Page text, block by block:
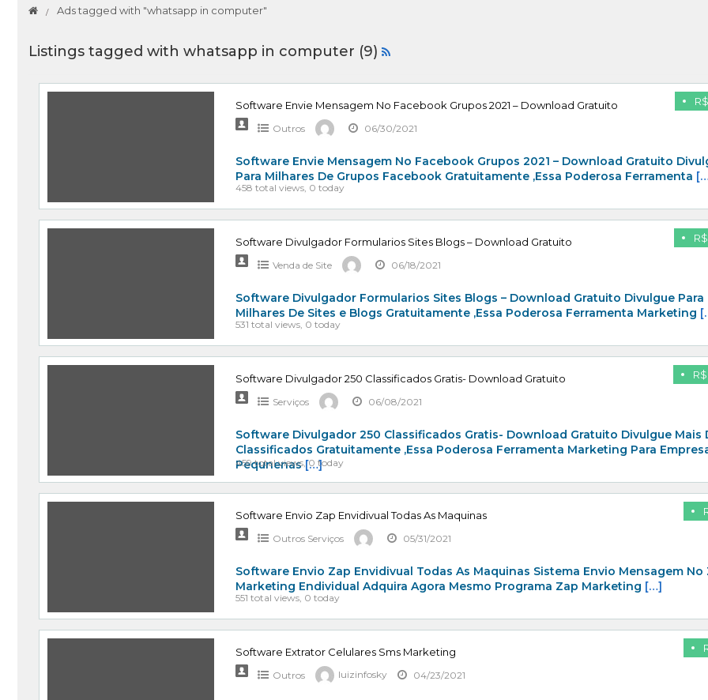
Ads tagged with "whatsapp in computer"
Listings tagged with whatsapp in computer (9)
Software Envie Mensagem No Facebook Grupos 2021 – Download Gratuito
Outros 06/30/2021
Software Envie Mensagem No Facebook Grupos 2021 – Download Gratuito
Para Milhares De Grupos Facebook Gratuitamente ,Essa Poderosa Ferramenta
458 total views, 0 today
Software Divulgador Formularios Sites Blogs – Download Gratuito
Venda de Site 06/18/2021
Software Divulgador Formularios Sites Blogs – Download Gratuito Divulgue Para
Milhares De Sites e Blogs Gratuitamente ,Essa Poderosa Ferramenta Marketing
531 total views, 0 today
Software Divulgador 250 Classificados Gratis- Download Gratuito
Serviços 06/08/2021
Software Divulgador 250 Classificados Gratis- Download Gratuito Divulgue Mais
Classificados Gratuitamente ,Essa Poderosa Ferramenta Marketing Para
Pequnenas[…]
459 total views, 0 today
Software Envio Zap Envidivual Todas As Maquinas
Outros Serviços 05/31/2021
Software Envio Zap Envidivual Todas As Maquinas Sistema Envio Mensagem No
Marketing Endividual Adquira Agora Mesmo Programa Zap Marketing […]
551 total views, 0 today
Software Extrator Celulares Sms Marketing
Outros luizinfosky 04/23/2021